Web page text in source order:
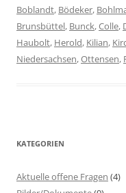
Boblandt, Bödeker,
Brunsbüttel, Bunck,Colle,
Haubolt, Herold, Kilian,
Niedersachsen,Ottensen,
KATEGORIEN
Aktuelle offene Fragen (4)